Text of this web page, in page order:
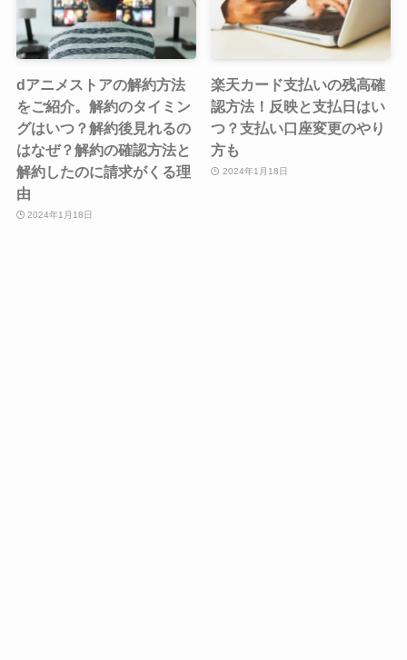
dアニメストアの解約方法
をご紹介。解約のタイミン
グはいつ？解約後見れるの
はなぜ？解約の確認方法と
解約したのに請求がくる理
由
2024年1月18日
楽天カード支払いの残高確
認方法！反映と支払日はい
つ？支払い口座変更のやり
方も
2024年1月18日